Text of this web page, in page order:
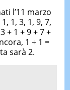
l’11 marzo
1, 3, 1, 9, 7,
+ 1 + 9 + 7 +
1 + 1 =
sarà 2.